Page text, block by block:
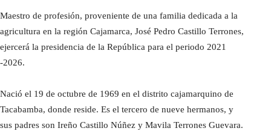
Maestro de profesión, proveniente de una familia dedicada a la
agricultura en la región Cajamarca, José Pedro Castillo Terrones,
ejercerá la presidencia de la República para el periodo 2021
-2026.
Nació el 19 de octubre de 1969 en el distrito cajamarquino de
Tacabamba, donde reside. Es el tercero de nueve hermanos, y
sus padres son Ireño Castillo Núñez y Mavila Terrones Guevara.